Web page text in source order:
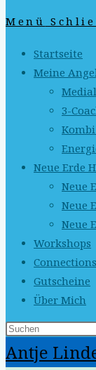
Menü
Startseite
Meine
3-
Neue Erde
Neue
Neue
Neue
Workshops
Connections
Gutscheine
Über Mich
Antje